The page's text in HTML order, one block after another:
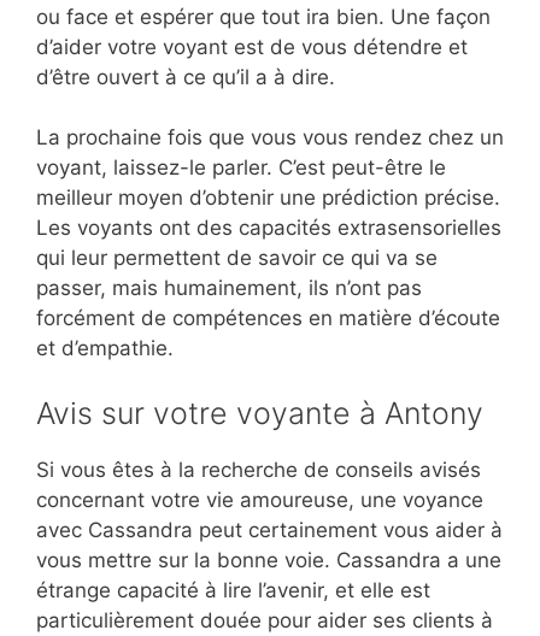
ou face et espérer que tout ira bien. Une façon
d’aider votre voyant est de vous détendre et
d’être ouvert à ce qu’il a à dire.
La prochaine fois que vous vous rendez chez un
voyant, laissez-le parler. C’est peut-être le
meilleur moyen d’obtenir une prédiction précise.
Les voyants ont des capacités extrasensorielles
qui leur permettent de savoir ce qui va se
passer, mais humainement, ils n’ont pas
forcément de compétences en matière d’écoute
et d’empathie.
Avis sur votre voyante à Antony
Si vous êtes à la recherche de conseils avisés
concernant votre vie amoureuse, une voyance
avec Cassandra peut certainement vous aider à
vous mettre sur la bonne voie. Cassandra a une
étrange capacité à lire l’avenir, et elle est
particulièrement douée pour aider ses clients à